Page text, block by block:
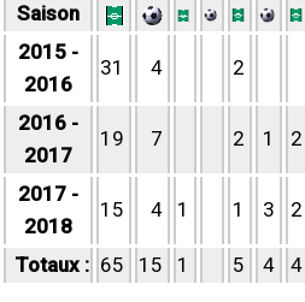
Saison
2015 -
2016
31 4 2
2016 -
2017
19 7 2 1 2
2017 -
2018
15 4 1 1 3 2
Totaux : 65 15 1 5 4 4